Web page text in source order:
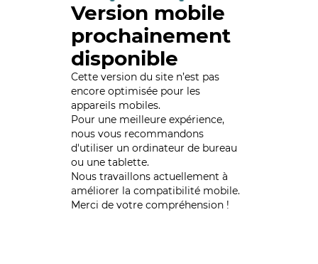
Version mobile
prochainement
disponible
Cette version du site n’est pas
encore optimisée pour les
appareils mobiles.
Pour une meilleure expérience,
nous vous recommandons
d'utiliser un ordinateur de bureau
ou une tablette.
Nous travaillons actuellement à
améliorer la compatibilité mobile.
Merci de votre compréhension !